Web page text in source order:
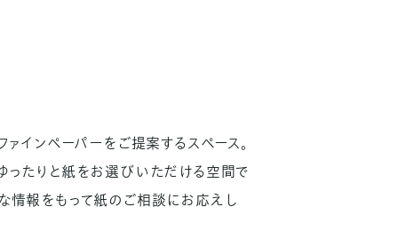
ァインペーパーをご提案するスペース。
ったりと紙をお選びいただける空間で
情報をもって紙のご相談にお応えし